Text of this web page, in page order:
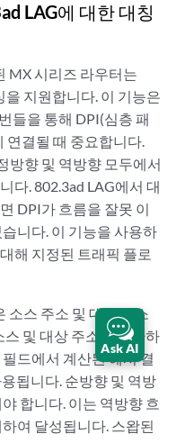
LAG에 대한 대칭
MX 시리즈 라우터는
지원합니다. 이 기능은
들을 통해 DPI(심층 패
연결될 때 중요합니다.
방향 및 역방향 모두에서
다. 802.3ad LAG에서 대
DPI가 흐름을 잘못 이
니다. 이 기능을 사용하
해 지정된 트래픽 플로
소스 주소 및 대상 주소
및 대상 주소를 교환하
드에서 계산된 해시 결
됩니다. 순방향 및 역방
합니다. 이는 역방향 흐
여 달성됩니다. 스왑된
Ask AI